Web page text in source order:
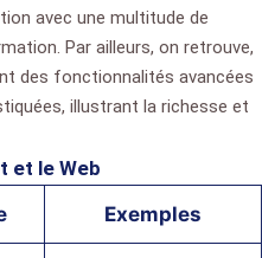
avec une multitude de
Par ailleurs, on retrouve,
des fonctionnalités avancées
illustrant la richesse et
et le Web
Exemples